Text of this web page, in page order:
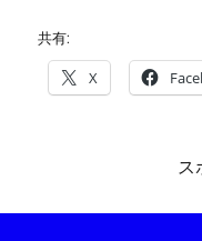
共有:
X
ス